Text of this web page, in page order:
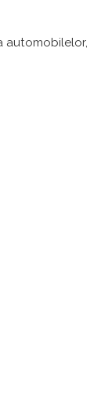
automobilelor,